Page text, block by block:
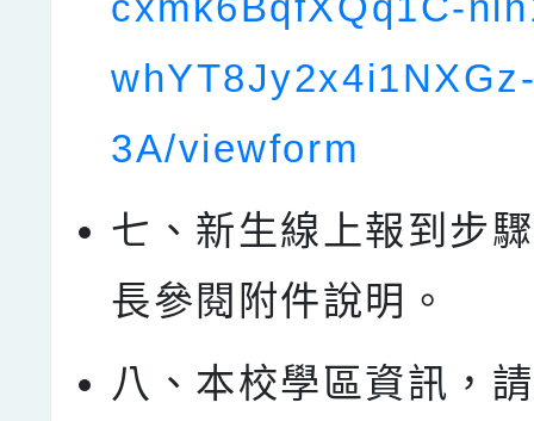
3A/viewform
七、新生線上報到步
長參閱附件說明。
八、本校學區資訊，